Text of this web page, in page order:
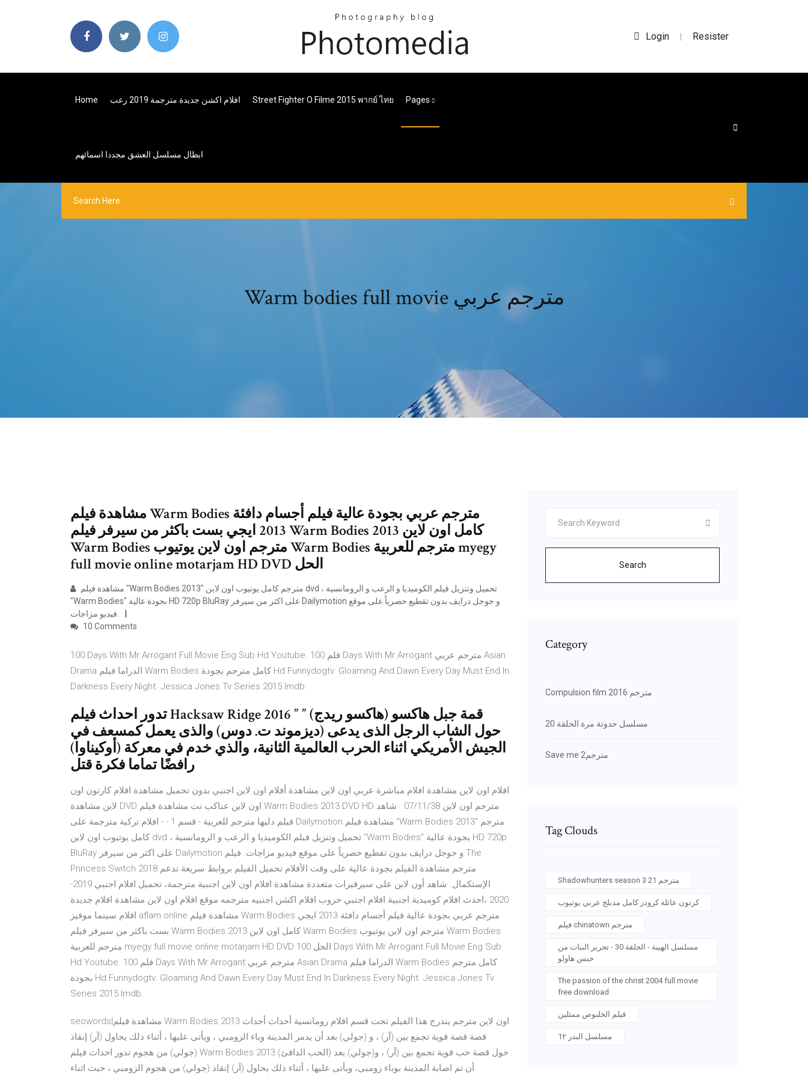
Login | Resister
Home افلام اكشن جديدة مترجمة 2019 رعب Street Fighter O Filme 2015 พากย์ ไทย Pages
ابطال مسلسل العشق مجددا اسمائهم
Warm bodies full movie مترجم عربي
مشاهدة فيلم Warm Bodies مترجم عربي بجودة عالية فيلم أجسام دافئة
2013 ايجي بست باكثر من سيرفر فيلم Warm Bodies 2013 كامل اون لاين
Warm Bodies مترجم اون لاين يوتيوب Warm Bodies مترجم للعربية myegy
full movie online motarjam HD DVD الحل
"Warm Bodies" بجودة عالية HD 720p BluRay على اكثر من سيرفر Dailymotion و جوجل درايف بدون تقطيع حصرياً على موقع
10 Comments
100 Days With Mr Arrogant Full Movie Eng Sub Hd Youtube. فلم 100 Days With Mr Arrogant مترجم عربي Asian
Drama الدراما فيلم Warm Bodies كامل مترجم بجودة Hd Funnydogtv. Gloaming And Dawn Every Day Must End In
Darkness Every Night. Jessica Jones Tv Series 2015 Imdb.
تدور احداث فيلم Hacksaw Ridge 2016 ” قمة جبل هاكسو (هاكسو ريدج) ”
حول الشاب الرجل الذى يدعى (ديزموند ت. دوس) والذى يعمل كمسعف في
الجيش الأمريكي اثناء الحرب العالمية الثانية، والذي خدم في معركة (أوكيناوا)
رافضًا تماما فكرة قتل
افلام اون لاين مشاهدة افلام مباشرة عربي اون لاين مشاهدة أفلام اون لاين اجنبي بدون تحميل مشاهدة افلام كارتون اون
لاين مشاهدة DVD اون لاين عناكب نت مشاهدة فيلم Warm Bodies 2013 DVD HD مترجم اون لاين 07/11/38 · شاهد
فيلم دليها مترجم للعربية - قسم 1 - - افلام تركية مترجمة على Dailymotion مشاهدة فيلم "Warm Bodies 2013" مترجم
كامل يوتيوب اون لاين dvd ، تحميل وتنزيل فيلم الكوميديا و الرعب و الرومانسية "Warm Bodies" بجودة عالية HD 720p
BluRay على اكثر من سيرفر Dailymotion و جوجل درايف بدون تقطيع حصرياً على موقع فيديو مزاجات. فيلم The
Princess Switch 2018 مترجم مشاهدة الفيلم بجودة عالية على وقت الأفلام تحميل الفيلم بروابط سريعة تدعم
الإستكمال. شاهد أون لاين على سيرفيرات متعددة مشاهدة افلام اون لاين اجنبية مترجمة، تحميل افلام اجنبي 2019-
2020 ،احدث افلام كوميدية اجنبية افلام اجنبي حروب افلام اكشن اجنبيه مترجمه موقع افلام اون لاين مشاهدة افلام جديدة
افلام سينما موفيز aflam online مشاهدة فيلم Warm Bodies مترجم عربي بجودة عالية فيلم أجسام دافئة 2013 ايجي
بست باكثر من سيرفر فيلم Warm Bodies 2013 كامل اون لاين Warm Bodies مترجم اون لاين يوتيوب Warm Bodies
مترجم للعربية myegy full movie online motarjam HD DVD الحل 100 Days With Mr Arrogant Full Movie Eng Sub
Hd Youtube. فلم 100 Days With Mr Arrogant مترجم عربي Asian Drama الدراما فيلم Warm Bodies كامل مترجم
بجودة Hd Funnydogtv. Gloaming And Dawn Every Day Must End In Darkness Every Night. Jessica Jones Tv
Series 2015 Imdb.
seowords|مشاهدة فيلم Warm Bodies 2013 اون لاين مترجم يندرج هذا الفيلم تحت قسم افلام رومانسية أحداث أحداث
قصة قصة قوية تجمع بين (آر) ، و (جولي) بعد أن يدمر المدينة وباء الزومبي ، ويأتى عليها ، أثناء ذلك يحاول (آر) إنقاذ
(جولي) من هجوم تدور احداث فيلم Warm Bodies 2013 (الحب الدافئ) حول قصة حب قوية تجمع بين (آر) ، و(جولي) بعد
أن تم اصابة المدينة بوباء زومبى، ويأتى عليها ، أثناء ذلك يحاول (آر) إنقاذ (جولي) من هجوم الزومبي ، حيث اثناء
Search
Category
Compulsion film 2016 مترجم
مسلسل حدوتة مرة الحلقة 20
Save me مترجم2
Tag Clouds
Shadowhunters season 3 مترجم 21
كرتون عائلة كرودز كامل مدبلج عربي يوتيوب
فيلم chinatown مترجم
مسلسل الهيبة - الحلقة 30 - تحرير البنات من
حبس هاولو
The passion of the christ 2004 full movie
free download
فيلم الخلبوص ممثلين
مسلسل البدر 1٢